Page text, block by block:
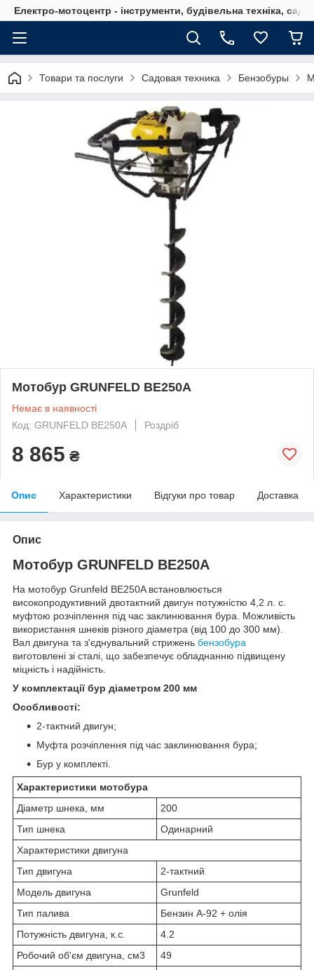
Електро-мотоцентр - інструменти, будівельна техніка,
Товари та послуги Садовая техника Бензобуры
Мотобур GRUNFELD BE250A
Немає в наявності
Код: GRUNFELD BE250A
Роздріб
8 865 ₴
Опис Характеристики Відгуки про товар Доставка
Опис
Мотобур GRUNFELD BE250A
На мотобур Grunfeld BE250A встановлюється
високопродуктивний двотактний двигун потужністю 4,2 л. с.
муфтою розчіплення під час заклинювання бура. Можливість
використання шнеків різного діаметра (від 100 до 300 мм).
Вал двигуна та з'єднувальний стрижень бензобура
виготовлені зі сталі, що забезпечує обладнанню підвищену
міцність і надійність.
У комплектації бур діаметром 200 мм
Особливості:
2-тактний двигун;
Муфта розчіплення під час заклинювання бура;
Бур у комплекті.
Характеристики мотобура
Діаметр шнека, мм
200
Тип шнека
Одинарний
Характеристики двигуна
Тип двигуна
2-тактний
Модель двигуна
Grunfeld
Тип палива
Бензин А-92 + олія
Потужність двигуна, к.с.
4.2
Робочий об'єм двигуна, см3
49